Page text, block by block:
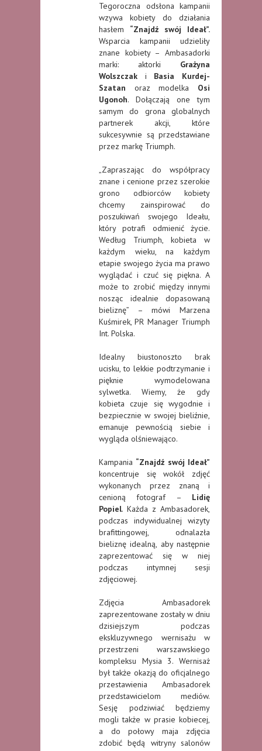
Tegoroczna odsłona kampanii
wzywa kobiety do działania
hasłem “Znajdź swój Ideał”.
Wsparcia kampanii udzieliły
znane kobiety – Ambasadorki
marki: aktorki Grażyna
Wolszczak i Basia Kurdej-
Szatan oraz modelka Osi
Ugonoh. Dołączają one tym
samym do grona globalnych
partnerek akcji, które
sukcesywnie są przedstawiane
przez markę Triumph.
„Zapraszając do współpracy
znane i cenione przez szerokie
grono odbiorców kobiety
chcemy zainspirować do
poszukiwań swojego Ideału,
który potrafi odmienić życie.
Według Triumph, kobieta w
każdym wieku, na każdym
etapie swojego życia ma prawo
wyglądać i czuć się piękna. A
może to zrobić między innymi
nosząc idealnie dopasowaną
bieliznę” – mówi Marzena
Kuśmirek, PR Manager Triumph
Int. Polska.
Idealny biustonoszto brak
ucisku, to lekkie podtrzymanie i
pięknie wymodelowana
sylwetka. Wiemy, że gdy
kobieta czuje się wygodnie i
bezpiecznie w swojej bieliźnie,
emanuje pewnością siebie i
wygląda olśniewająco.
Kampania “Znajdź swój Ideał”
koncentruje się wokół zdjęć
wykonanych przez znaną i
cenioną fotograf – Lidię
Popiel. Każda z Ambasadorek,
podczas indywidualnej wizyty
brafittingowej, odnalazła
bieliznę idealną, aby następnie
zaprezentować się w niej
podczas intymnej sesji
zdjęciowej.
Zdjęcia Ambasadorek
zaprezentowane zostały w dniu
dzisiejszym podczas
ekskluzywnego wernisażu w
przestrzeni warszawskiego
kompleksu Mysia 3. Wernisaż
był także okazją do oficjalnego
przestawienia Ambasadorek
przedstawicielom mediów.
Sesję podziwiać będziemy
mogli także w prasie kobiecej,
a do połowy maja zdjęcia
zdobić będą witryny salonów